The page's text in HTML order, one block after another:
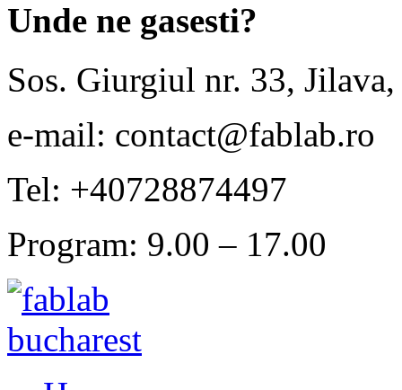
Unde ne gasesti?
Sos. Giurgiul nr. 33,
e-mail: contact@fablab.ro
Tel: +40728874497
Program: 9.00 – 17.00